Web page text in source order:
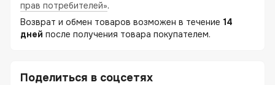
прав потребителей».
Возврат и обмен товаров возможен в течение 14
дней после получения товара покупателем.
Поделиться в соцсетях